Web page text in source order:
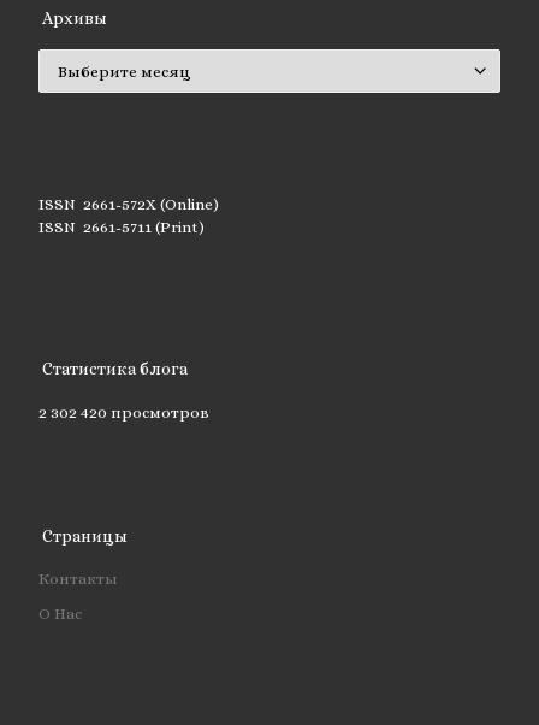
Архивы
ISSN 2661-572X (Online)
ISSN 2661-5711 (Print)
Статистика блога
2 302 420 просмотров
Страницы
Контакты
О Нас